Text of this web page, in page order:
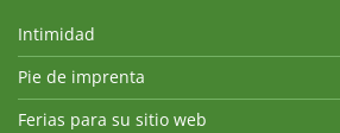
Intimidad
Pie de imprenta
Ferias para su sitio web